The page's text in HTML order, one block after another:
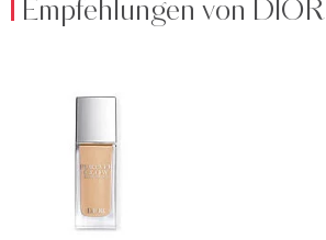
Empfehlungen von DIOR